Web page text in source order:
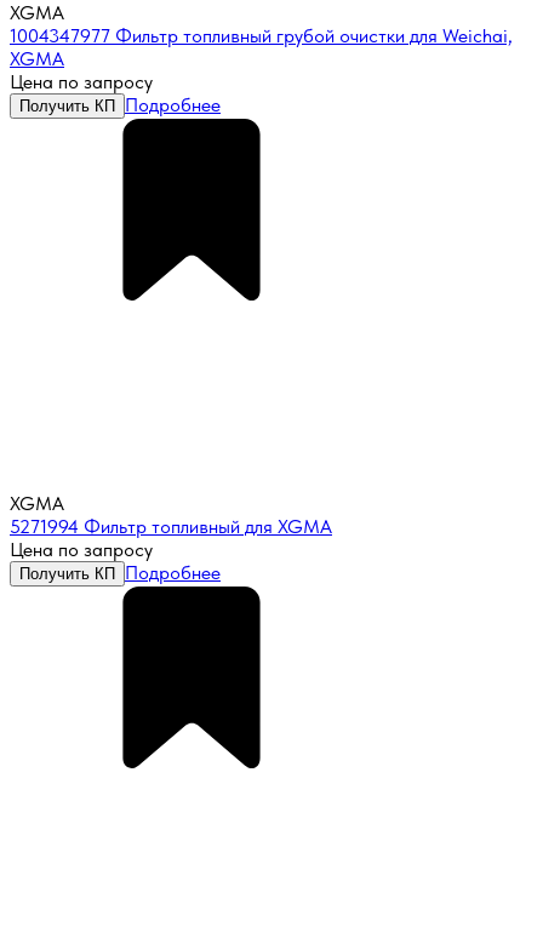
XGMA
1004347977 Фильтр топливный грубой очистки для Weichai,
XGMA
Цена по запросу
Получить КП Подробнее
XGMA
5271994 Фильтр топливный для XGMA
Цена по запросу
Получить КП Подробнее